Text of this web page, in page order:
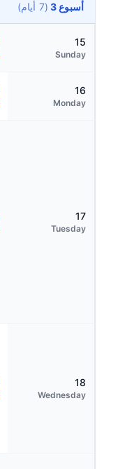
أسبوع 3 (7 أيام)
15
Sunday
16
Monday
17
Tuesday
18
Wednesday